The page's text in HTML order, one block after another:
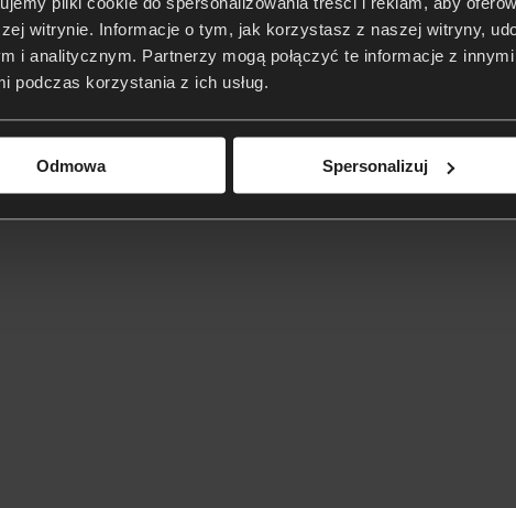
witrynie. Informacje o tym, jak korzystasz z naszej witryny,
i analitycznym. Partnerzy mogą połączyć te informacje z
podczas korzystania z ich usług.
Odmowa Spersonalizuj